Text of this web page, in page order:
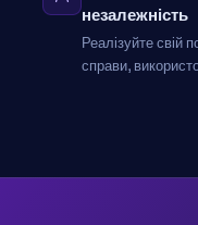
незалежність
Реалізуйте свій
справи,